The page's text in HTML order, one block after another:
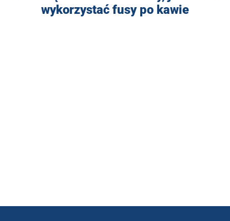
wykorzystać fusy po kawie